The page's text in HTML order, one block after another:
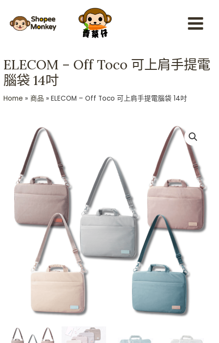
content
Menu
ELECOM – Off Toco 可上肩手提電
腦袋 14吋
Home 商品 ELECOM – Off Toco 可上肩手提電腦袋 14吋
Toco
上
肩
提